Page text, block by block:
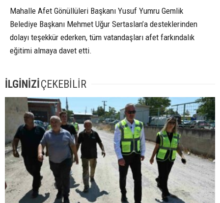
Mahalle Afet Gönüllüleri Başkanı Yusuf Yumru Gemlik
Belediye Başkanı Mehmet Uğur Sertaslan’a desteklerinden
dolayı teşekkür ederken, tüm vatandaşları afet farkındalık
eğitimi almaya davet etti.
İLGİNİZİÇEKEBİLİR